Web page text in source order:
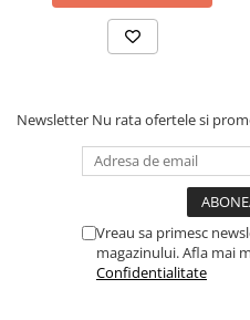
Newsletter Nu rata ofertele si
Vreau sa primesc
magazinului. Afla mai
Confidentialitate